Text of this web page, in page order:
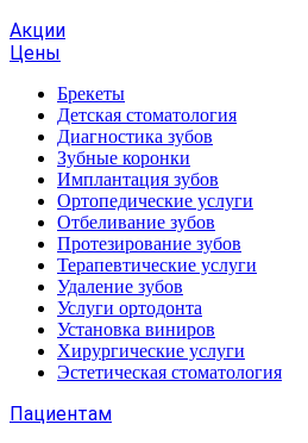
Акции
Цены
Брекеты
Детская стоматология
Диагностика зубов
Зубные коронки
Имплантация зубов
Ортопедические услуги
Отбеливание зубов
Протезирование зубов
Терапевтические услуги
Удаление зубов
Услуги ортодонта
Установка виниров
Хирургические услуги
Эстетическая стоматология
Пациентам